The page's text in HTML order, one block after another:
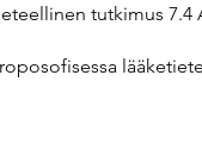
tutkimus